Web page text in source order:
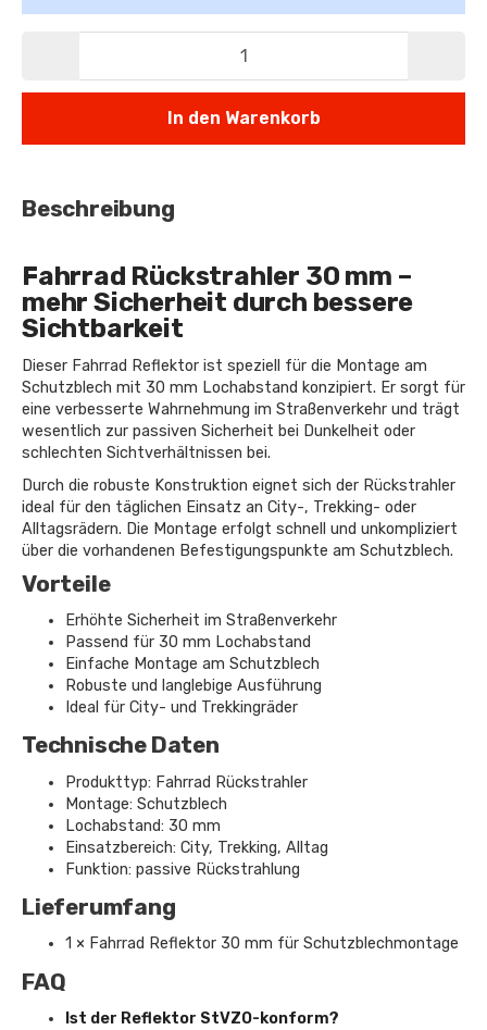
In den Warenkorb
Beschreibung
Fahrrad Rückstrahler 30 mm –
mehr Sicherheit durch bessere
Sichtbarkeit
Dieser Fahrrad Reflektor ist speziell für die Montage am
Schutzblech mit 30 mm Lochabstand konzipiert. Er sorgt für
eine verbesserte Wahrnehmung im Straßenverkehr und trägt
wesentlich zur passiven Sicherheit bei Dunkelheit oder
schlechten Sichtverhältnissen bei.
Durch die robuste Konstruktion eignet sich der Rückstrahler
ideal für den täglichen Einsatz an City-, Trekking- oder
Alltagsrädern. Die Montage erfolgt schnell und unkompliziert
über die vorhandenen Befestigungspunkte am Schutzblech.
Vorteile
Erhöhte Sicherheit im Straßenverkehr
Passend für 30 mm Lochabstand
Einfache Montage am Schutzblech
Robuste und langlebige Ausführung
Ideal für City- und Trekkingräder
Technische Daten
Produkttyp: Fahrrad Rückstrahler
Montage: Schutzblech
Lochabstand: 30 mm
Einsatzbereich: City, Trekking, Alltag
Funktion: passive Rückstrahlung
Lieferumfang
1 × Fahrrad Reflektor 30 mm für Schutzblechmontage
FAQ
Ist der Reflektor StVZO-konform?